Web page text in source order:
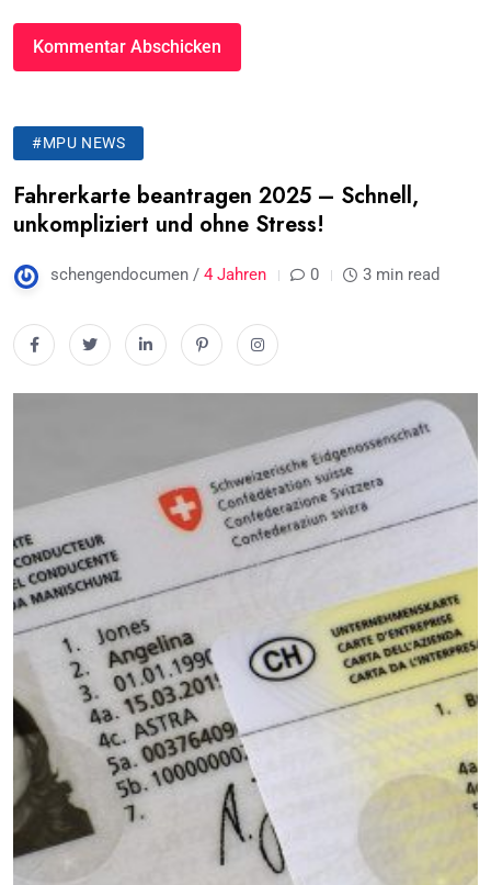
#MPU NEWS
Fahrerkarte beantragen 2025 – Schnell,
unkompliziert und ohne Stress!
schengendocumen / 4 Jahren 0 3 min read